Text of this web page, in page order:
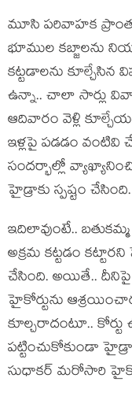
మూసి ప‌రివాహ‌క
భూముల క‌బ్జాల‌ను
క‌ట్ట‌డాల‌ను
ఉన్నా.. చాలా సార్లు
ఆదివారం వెళ్లి
ఇళ్ల‌పై ప‌డ‌డం వంటివి
సంద‌ర్భాల్లో
హైడ్రాకు స్ప‌ష్టం చేసింది.
ఇదిలావుంటే..
అక్ర‌మ క‌ట్ట‌డం
చేసింది. అయితే..
హైకోర్టును
కూల్చ‌రాదంటూ.. కోర్టు
ప‌ట్టించుకోకుండా
సుధాక‌ర్ మ‌రోసారి